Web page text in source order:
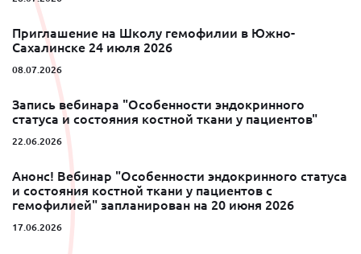
Приглашение на Школу гемофилии в Южно-
Сахалинске 24 июля 2026
08.07.2026
Запись вебинара "Особенности эндокринного
статуса и состояния костной ткани у пациентов"
22.06.2026
Анонс! Вебинар "Особенности эндокринного статуса
и состояния костной ткани у пациентов с
гемофилией" запланирован на 20 июня 2026
17.06.2026